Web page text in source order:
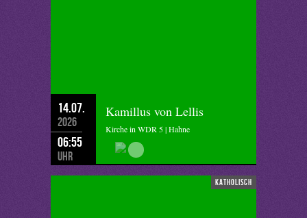
14.07.
2026
06:55
Uhr
Kamillus von Lellis
Kirche in WDR 5 | Hahne
katholisch